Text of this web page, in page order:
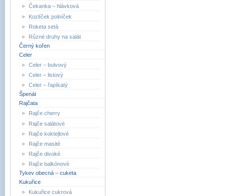
Čekanka – hlávková
Kozlíček polníček
Roketa setá
Různé druhy na salát
Černý kořen
Celer
Celer – bulvový
Celer – listový
Celer – řapíkatý
Špenát
Rajčata
Rajče cherry
Rajče salátové
Rajče koktejlové
Rajče masité
Rajče divoké
Rajče balkónové
Tykev obecná – cuketa
Kukuřice
Kukuřice cukrová